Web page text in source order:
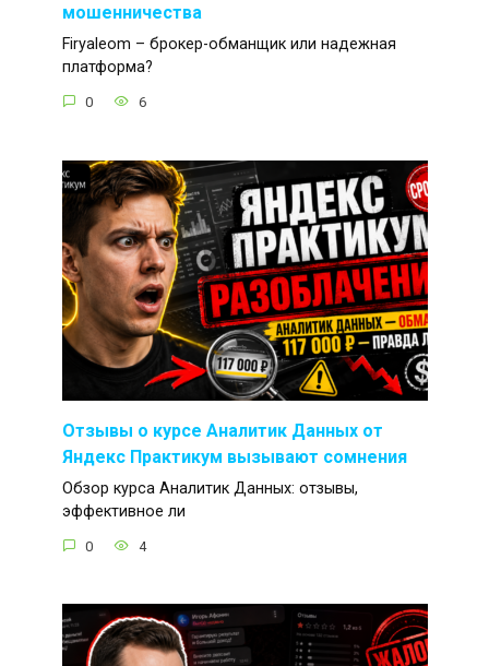
мошенничества
Firyaleom – брокер-обманщик или надежная
платформа?
0 6
Отзывы о курсе Аналитик Данных от
Яндекс Практикум вызывают сомнения
Обзор курса Аналитик Данных: отзывы,
эффективное ли
0 4